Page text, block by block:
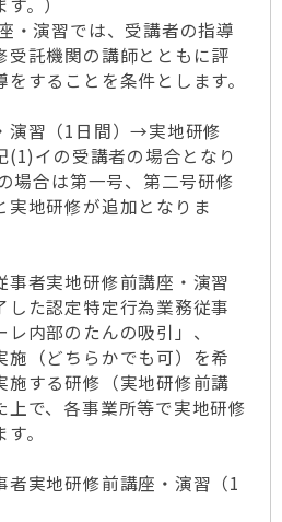
・演習では、受講者の指導
受託機関の講師とともに評
することを条件とします。
演習（1日間）→実地研修
(1)イの受講者の場合となり
場合は第一号、第二号研修
実地研修が追加となりま
者実地研修前講座・演習
した認定特定行為業務従事
内部のたんの吸引」、
施（どちらかでも可）を希
施する研修（実地研修前講
で、各事業所等で実地研修
。
実地研修前講座・演習（1